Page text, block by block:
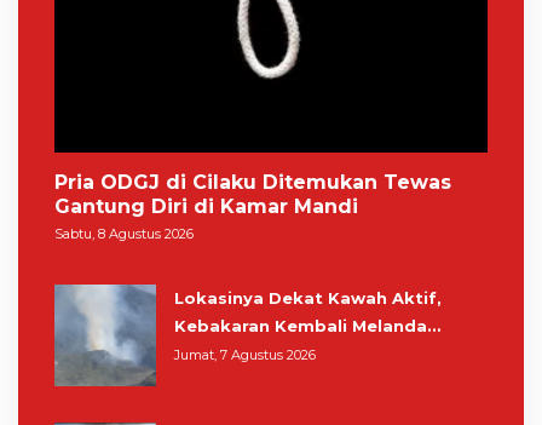
Pria ODGJ di Cilaku Ditemukan Tewas
Gantung Diri di Kamar Mandi
Sabtu, 8 Agustus 2026
Lokasinya Dekat Kawah Aktif,
Kebakaran Kembali Melanda
Kawasan Gunung Gede Pangrango
Jumat, 7 Agustus 2026